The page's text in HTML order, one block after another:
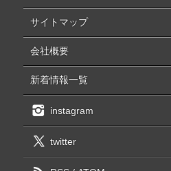
サイトマップ
会社概要
新着情報一覧
instagram
twitter